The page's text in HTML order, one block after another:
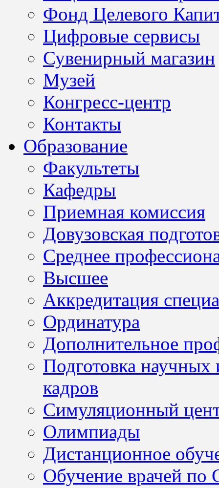
Фонд Целевого
Цифровые сервисы
Сувенирный магазин
Музей
Конгресс-центр
Контакты
Образование
Факультеты
Кафедры
Приемная комиссия
Довузовская
Среднее
Высшее
Аккредитация
Ординатура
Дополнительное
Подготовка научных
кадров
Симуляционный
Олимпиады
Дистанционное
Обучение врачей по